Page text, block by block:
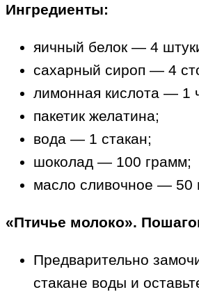
Ингредиенты:
яичный белок — 4
сахарный сироп — 4
лимонная кислота — 1
пакетик желатина;
вода — 1 стакан;
шоколад — 100 грамм;
масло сливочное — 50
«Птичье молоко».
Предварительно
стакане воды и